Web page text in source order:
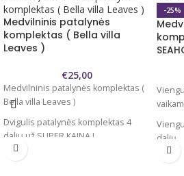
Medvilninis patalynės
komplektas ( Bella villa
Leaves )
€25,00
Medvilninis patalynės komplektas (
Bella villa Leaves )
Dvigulis patalynės komplektas 4
dalių už SUPER KAINĄ !
Audinys 100 % medvilnė
-25%
dalių